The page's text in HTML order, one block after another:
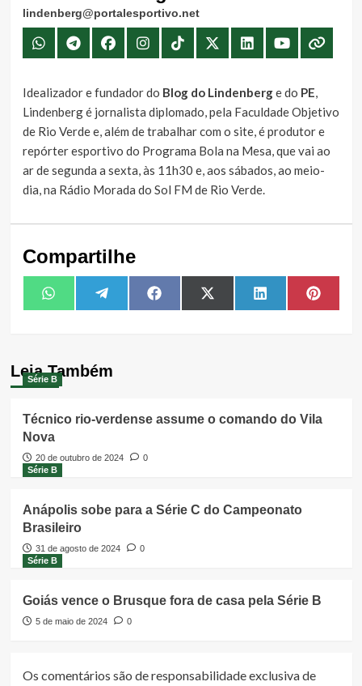
lindenberg@portalesportivo.net
Idealizador e fundador do Blog do Lindenberge do PE,
Lindenberg é jornalista diplomado, pela Faculdade Objetivo
de Rio Verde e, além de trabalhar com o site, é produtor e
repórter esportivo do Programa Bola na Mesa, que vai ao
ar de segunda a sexta, às 11h30 e, aos sábados, ao meio-
dia, na Rádio Morada do Sol FM de Rio Verde.
Compartilhe
Share
on
WhatsAppShare
on
TelegramShare
on
FacebookShare
on
X
(Twitter)
Share
on
LinkedIn Share
on
Leia Também
Série B
Técnico rio-verdense assume o comando do Vila
Nova
20 de outubro de 2024
0
Série B
Anápolis sobe para a Série C do Campeonato
Brasileiro
31 de agosto de 2024
0
Série B
Goiás vence o Brusque fora de casa pela Série B
5 de maio de 2024 0
Os comentários são de responsabilidade exclusiva de